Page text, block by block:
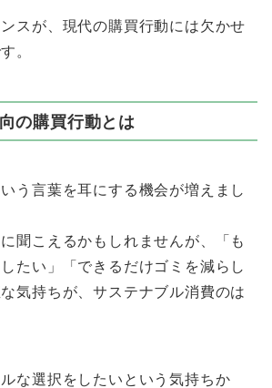
スが、現代の購買行動には欠かせ
。
の購買行動とは
う言葉を耳にする機会が増えまし
聞こえるかもしれませんが、「も
たい」「できるだけゴミを減らし
気持ちが、サステナブル消費のは
な選択をしたいという気持ちか